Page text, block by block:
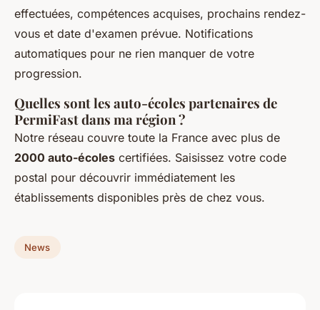
effectuées, compétences acquises, prochains rendez-
vous et date d'examen prévue. Notifications
automatiques pour ne rien manquer de votre
progression.
Quelles sont les auto-écoles partenaires de
PermiFast dans ma région ?
Notre réseau couvre toute la France avec plus de
2000 auto-écoles certifiées. Saisissez votre code
postal pour découvrir immédiatement les
établissements disponibles près de chez vous.
News